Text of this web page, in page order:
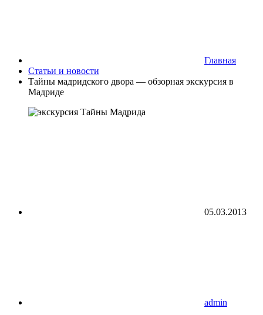
Главная
Статьи и новости
Тайны мадридского двора — обзорная экскурсия в
Мадриде
05.03.2013
admin